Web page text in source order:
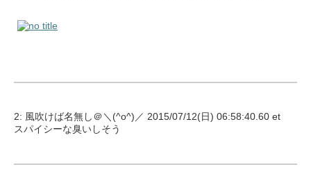
2: 風吹けば名無し＠＼(^o^)／ 2015/07/12(日) 06:58:40.60 et
スパイシーな臭いしそう